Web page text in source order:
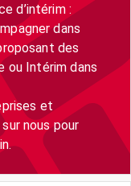
d’intérim :
dans
des
ou Intérim dans
et
nous pour